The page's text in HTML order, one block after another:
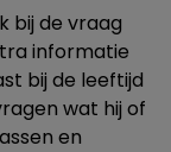
bij de vraag
informatie
bij de leeftijd
wat hij of
en